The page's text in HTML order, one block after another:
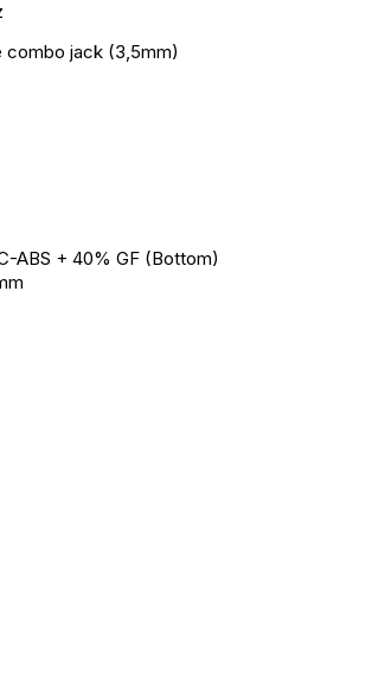
combo jack (3,5mm)
ABS + 40% GF (Bottom)